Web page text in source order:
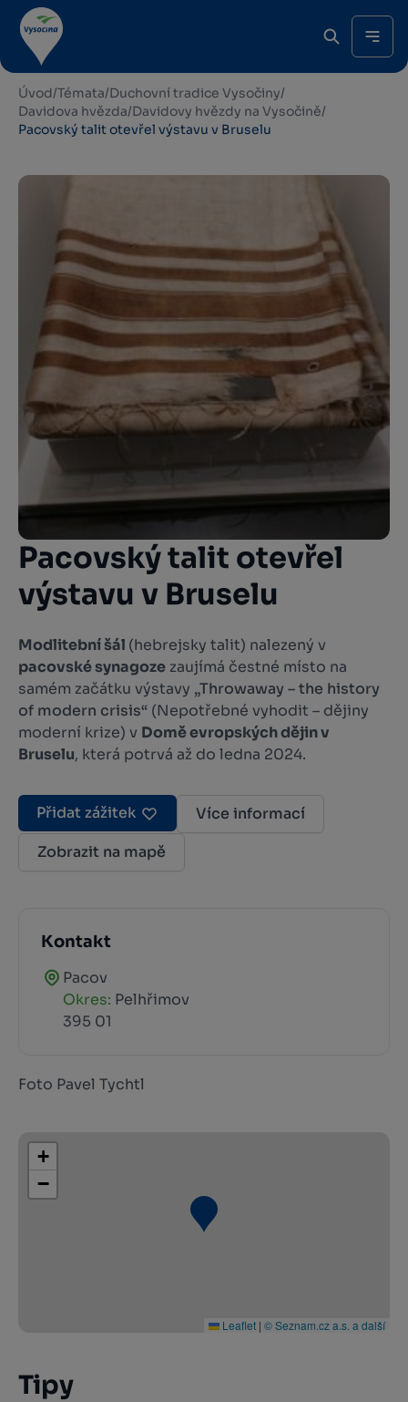
Úvod/Témata/Duchovní tradice Vysočiny/
Davidova hvězda/Davidovy hvězdy na Vysočině/
Pacovský talit otevřel výstavu v Bruselu
Pacovský talit otevřel
výstavu v Bruselu
Modlitební šál (hebrejsky talit) nalezený v
pacovské synagoze zaujímá čestné místo na
samém začátku výstavy „Throwaway – the history
of modern crisis“ (Nepotřebné vyhodit – dějiny
moderní krize) v Domě evropských dějin v
Bruselu, která potrvá až do ledna 2024.
Přidat zážitek
Více informací
Zobrazit na mapě
Kontakt
Pacov
Okres: Pelhřimov
395 01
Foto Pavel Tychtl
+
−
Leaflet | © Seznam.cz a.s. a další
Tipy